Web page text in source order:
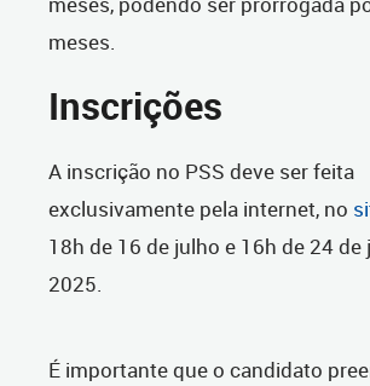
meses.
Inscrições
A inscrição no PSS deve ser feita
exclusivamente pela internet, no
18h de 16 de julho e 16h de 24 de
2025.
É importante que o candidato